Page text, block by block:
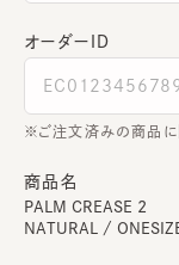
オーダーＩＤ
ご注文済みの商品に
商品名
PALM CREASE 2
NATURAL /